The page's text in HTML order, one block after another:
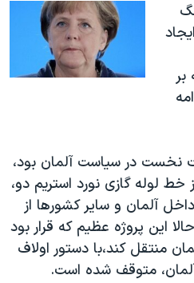
بر
۱۶ سال قدرت نخست در سیاست آلمان بود،
لوله گازی نورد استریم دو،
آلمان و سایر کشورها از
این پروژه عظیم که قرار بود
منتقل کند،با دستور اولاف
متوقف شده ‌است.